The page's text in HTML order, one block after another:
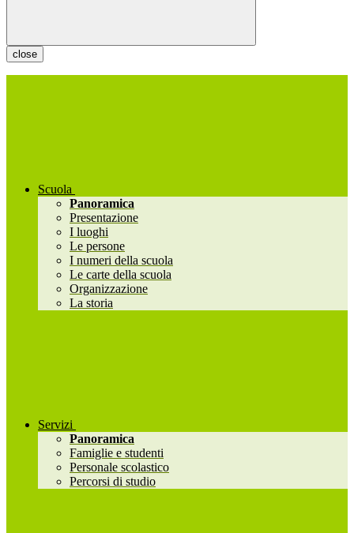
close
Scuola
Panoramica
Presentazione
I luoghi
Le persone
I numeri della scuola
Le carte della scuola
Organizzazione
La storia
Servizi
Panoramica
Famiglie e studenti
Personale scolastico
Percorsi di studio